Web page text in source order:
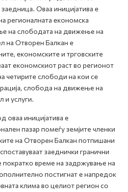
Оваа иницијатива е
регионалната економска
на слободата на движење на
на Отворен Балкан е
економските и трговските
економскиот раст во регионот
четирите слободи на кои се
слобода на движење на
и услуги.
иницијатива e
пазар помеѓу земјите членки
на Отворен Балкан потпишани
заеднички гранични
време на задржување на
постигнат е напредок
клима во целиот регион со